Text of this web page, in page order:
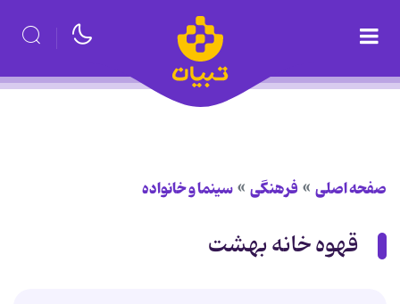
صفحه اصلی فرهنگی سینما و خانواده
قهوه خانه بهشت